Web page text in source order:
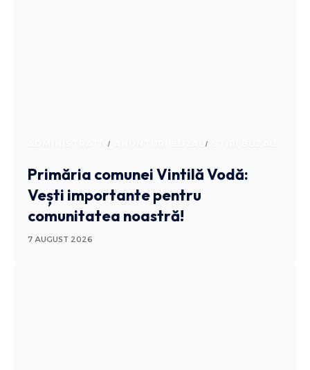
ADMINISTRATIV ANUNTURI BUZAU
Primăria comunei Vintilă Vodă:
Vești importante pentru
comunitatea noastră!
7 AUGUST 2026